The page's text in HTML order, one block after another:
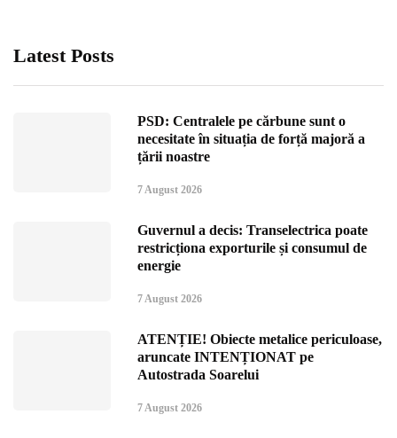
Latest Posts
PSD: Centralele pe cărbune sunt o
necesitate în situația de forță majoră a
țării noastre
7 August 2026
Guvernul a decis: Transelectrica poate
restricționa exporturile și consumul de
energie
7 August 2026
ATENȚIE! Obiecte metalice periculoase,
aruncate INTENȚIONAT pe
Autostrada Soarelui
7 August 2026